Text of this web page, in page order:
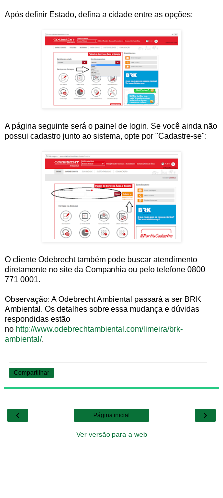
Após definir Estado, defina a cidade entre as opções:
A página seguinte será o painel de login. Se você ainda não
possui cadastro junto ao sistema, opte por "Cadastre-se":
O cliente Odebrecht também pode buscar atendimento
diretamente no site da Companhia ou pelo telefone 0800
771 0001.
Observação: A Odebrecht Ambiental passará a ser BRK
Ambiental. Os detalhes sobre essa mudança e dúvidas
respondidas estão
no http://www.odebrechtambiental.com/limeira/brk-
ambiental/.
Compartilhar
‹ ›
Página inicial
Ver versão para a web